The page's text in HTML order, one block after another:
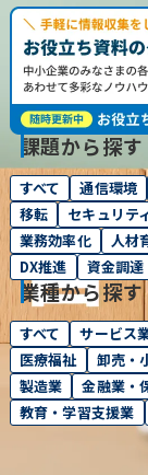
課題から探す
すべて 通信環境
移転
セキュリテ
業務効率化
人材
DX推進
資金調達
業種から探す
すべて サービス
医療福祉
卸売・
製造業
金融業・
教育・学習支援業